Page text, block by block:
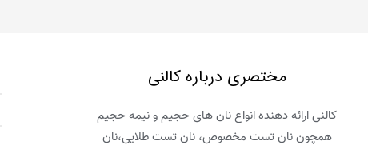
در
مختصری درباره کالنی
کالنی ارائه دهنده انواع نان های حجیم و نیمه حجیم
همچون نان تست مخصوص، نان تست طلایی،نان